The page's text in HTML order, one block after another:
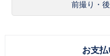
前撮り・
お支